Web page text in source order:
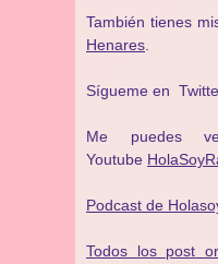
También tienes
Henares
Sígueme en
Me puedes
Youtube
Podcast de
Todos los post